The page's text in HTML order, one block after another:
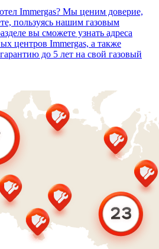
Immergas? Мы ценим доверие,
пользуясь нашим газовым
вы сможете узнать адреса
центров Immergas, а также
до 5 лет на свой газовый